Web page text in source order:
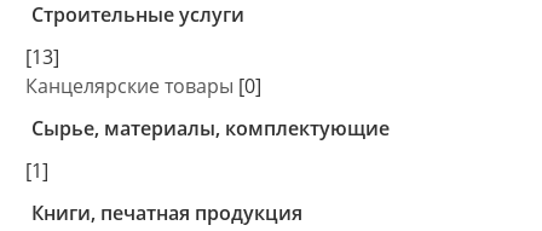
Строительные услуги
[13]
Канцелярские товары [0]
Сырье, материалы, комплектующие
[1]
Книги, печатная продукция